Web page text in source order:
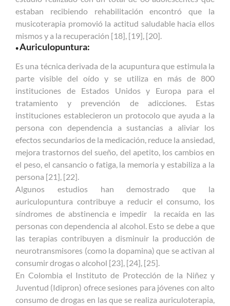
estaban recibiendo rehabilitación encontró que la
musicoterapia promovió la actitud saludable hacia ellos
mismos y a la recuperación [18], [19], [20].
•Auriculopuntura:
Es una técnica derivada de la acupuntura que estimula la
parte visible del oído y se utiliza en más de 800
instituciones de Estados Unidos y Europa para el
tratamiento y prevención de adicciones. Estas
instituciones establecieron un protocolo que ayuda a la
persona con dependencia a sustancias a aliviar los
efectos secundarios de la medicación, reduce la ansiedad,
mejora trastornos del sueño, del apetito, los cambios en
el peso, el cansancio o fatiga, la memoria y estabiliza a la
persona [21], [22].
Algunos estudios han demostrado que la
auriculopuntura contribuye a reducir el consumo, los
síndromes de abstinencia e impedir la recaída en las
personas con dependencia al alcohol. Esto se debe a que
las terapias contribuyen a disminuir la producción de
neurotransmisores (como la dopamina) que se activan al
consumir drogas o alcohol [23], [24], [25].
En Colombia el Instituto de Protección de la Niñez y
Juventud (Idipron) ofrece sesiones para jóvenes con alto
consumo de drogas en las que se realiza auriculoterapia,